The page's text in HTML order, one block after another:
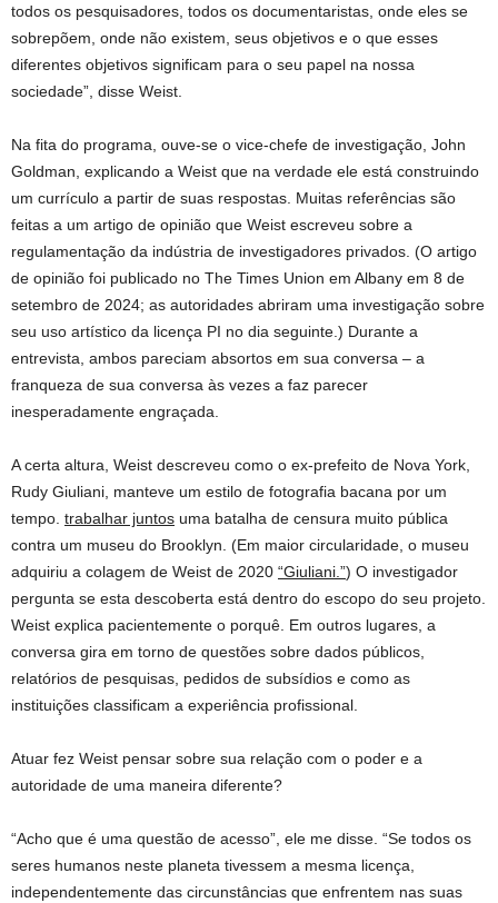
todos os pesquisadores, todos os documentaristas, onde eles se
sobrepõem, onde não existem, seus objetivos e o que esses
diferentes objetivos significam para o seu papel na nossa
sociedade”, disse Weist.
Na fita do programa, ouve-se o vice-chefe de investigação, John
Goldman, explicando a Weist que na verdade ele está construindo
um currículo a partir de suas respostas. Muitas referências são
feitas a um artigo de opinião que Weist escreveu sobre a
regulamentação da indústria de investigadores privados. (O artigo
de opinião foi publicado no The Times Union em Albany em 8 de
setembro de 2024; as autoridades abriram uma investigação sobre
seu uso artístico da licença PI no dia seguinte.) Durante a
entrevista, ambos pareciam absortos em sua conversa – a
franqueza de sua conversa às vezes a faz parecer
inesperadamente engraçada.
A certa altura, Weist descreveu como o ex-prefeito de Nova York,
Rudy Giuliani, manteve um estilo de fotografia bacana por um
tempo. trabalhar juntos uma batalha de censura muito pública
contra um museu do Brooklyn. (Em maior circularidade, o museu
adquiriu a colagem de Weist de 2020 “Giuliani.”) O investigador
pergunta se esta descoberta está dentro do escopo do seu projeto.
Weist explica pacientemente o porquê. Em outros lugares, a
conversa gira em torno de questões sobre dados públicos,
relatórios de pesquisas, pedidos de subsídios e como as
instituições classificam a experiência profissional.
Atuar fez Weist pensar sobre sua relação com o poder e a
autoridade de uma maneira diferente?
“Acho que é uma questão de acesso”, ele me disse. “Se todos os
seres humanos neste planeta tivessem a mesma licença,
independentemente das circunstâncias que enfrentem nas suas